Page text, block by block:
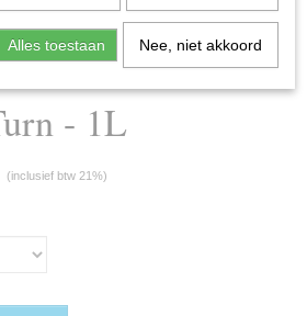
- 1L
(inclusief btw 21%)
Alles toestaan Nee, niet akkoord